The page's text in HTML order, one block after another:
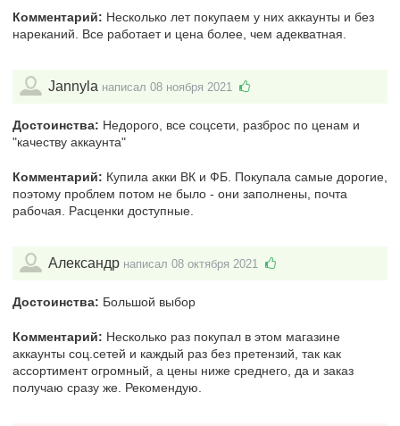
Комментарий: Несколько лет покупаем у них аккаунты и без
нареканий. Все работает и цена более, чем адекватная.
Jannyla написал 08 ноября 2021
Достоинства: Недорого, все соцсети, разброс по ценам и
"качеству аккаунта"
Комментарий: Купила акки ВК и ФБ. Покупала самые дорогие,
поэтому проблем потом не было - они заполнены, почта
рабочая. Расценки доступные.
Александр написал 08 октября 2021
Достоинства: Большой выбор
Комментарий: Несколько раз покупал в этом магазине
аккаунты соц.сетей и каждый раз без претензий, так как
ассортимент огромный, а цены ниже среднего, да и заказ
получаю сразу же. Рекомендую.